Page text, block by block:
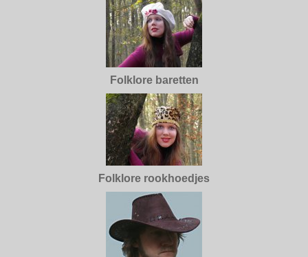
Folklore baretten
Folklore rookhoedjes